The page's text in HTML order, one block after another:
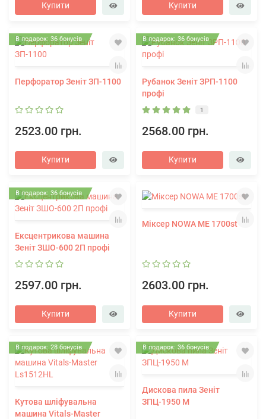
Купити Купити
В подарок: 36 бонусів
Перфоратор Зеніт ЗП-1100
2523.00 грн.
Купити
В подарок: 36 бонусів
Рубанок Зеніт ЗРП-1100
профі
1
2568.00 грн.
Купити
В подарок: 36 бонусів
Ексцентрикова машина
Зеніт ЗШО-600 2П профі
2597.00 грн.
Купити
Міксер NOWA ME 1700st
2603.00 грн.
Купити
В подарок: 28 бонусів
Кутова шліфувальна
машина Vitals-Master
В подарок: 36 бонусів
Дискова пила Зеніт
ЗПЦ-1950 M